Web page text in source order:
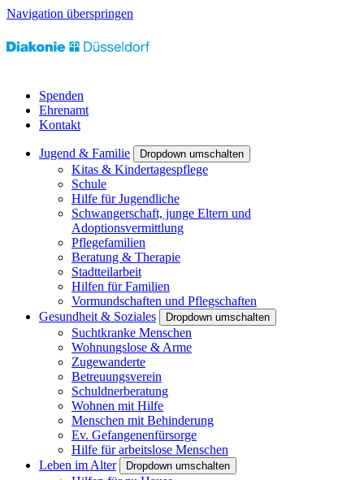
Navigation überspringen
Spenden
Ehrenamt
Kontakt
Jugend & Familie Dropdown umschalten
Kitas & Kindertagespflege
Schule
Hilfe für Jugendliche
Schwangerschaft, junge Eltern und
Adoptionsvermittlung
Pflegefamilien
Beratung & Therapie
Stadtteilarbeit
Hilfen für Familien
Vormundschaften und Pflegschaften
Gesundheit & Soziales
Dropdown umschalten
Suchtkranke Menschen
Wohnungslose & Arme
Zugewanderte
Betreuungsverein
Schuldnerberatung
Wohnen mit Hilfe
Menschen mit Behinderung
Ev. Gefangenenfürsorge
Hilfe für arbeitslose Menschen
Leben im Alter
Dropdown umschalten